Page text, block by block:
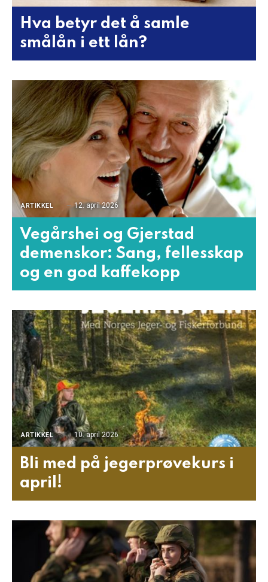
Hva betyr det å samle
smålån i ett lån?
ARTIKKEL 12. april 2026
Vegårshei og Gjerstad
demenskor: Sang, fellesskap
og en god kaffekopp
ARTIKKEL 10. april 2026
Bli med på jegerprøvekurs i
april!